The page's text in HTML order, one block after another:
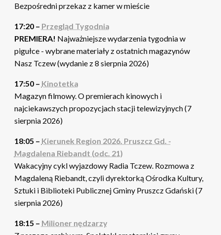
Bezpośredni przekaz z kamer w mieście
17:20 – Przegląd Tygodnia
PREMIERA! Najważniejsze wydarzenia tygodnia w
pigułce - wybrane materiały z ostatnich magazynów
Nasz Tczew (wydanie z 8 sierpnia 2026)
17:50 – Kinotetka
Magazyn filmowy. O premierach kinowych i
najciekawszych propozycjach stacji telewizyjnych (7
sierpnia 2026)
18:05 – Kierunek Region 2026. Pruszcz Gd. -
Magdalena Riebandt (odc. 21)
Wakacyjny cykl wyjazdowy Radia Tczew. Rozmowa z
Magdaleną Riebandt, czyli dyrektorką Ośrodka Kultury,
Sztuki i Biblioteki Publicznej Gminy Pruszcz Gdański (7
sierpnia 2026)
18:15 – Milioner nędzarzy